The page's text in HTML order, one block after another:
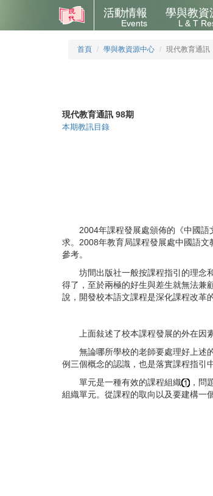
活動情報
Events
學與教資
L & T
首頁 學與教資源中心 現代教育通訊
現代教育通訊 98期
本期教訊目錄
2004年課程發展處頒佈的《中國語文
求。2008年教育局課程發展處中國語
參考。
坊間出版社一般按課程指引的理念和
得了，至於兩極的好生與差生就無法兼
說，開發校本語文課程是深化課程改革
上面敍述了校本課程發展的外在因素
無論哪所學校的老師要處理好上述的
例三個概念的認識，也是落實課程指引
單元是一種有效的課程組織
，問
組織單元。從課程的取向以及要建構一